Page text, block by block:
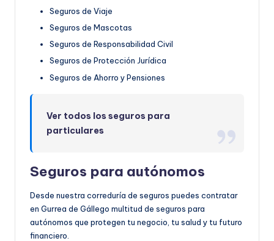
Seguros de Viaje
Seguros de Mascotas
Seguros de Responsabilidad Civil
Seguros de Protección Jurídica
Seguros de Ahorro y Pensiones
Ver todos los seguros para
particulares
Seguros para autónomos
Desde nuestra correduría de seguros puedes contratar
en Gurrea de Gállego multitud de seguros para
autónomos que protegen tu negocio, tu salud y tu futuro
financiero.